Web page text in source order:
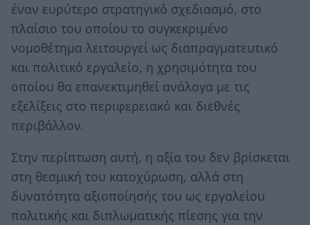
έναν ευρύτερο στρατηγικό σχεδιασμό, στο
πλαίσιο του οποίου το συγκεκριμένο
νομοθέτημα λειτουργεί ως διαπραγματευτικό
και πολιτικό εργαλείο, η χρησιμότητα του
οποίου θα επανεκτιμηθεί ανάλογα με τις
εξελίξεις στο περιφερειακό και διεθνές
περιβάλλον.
Στην περίπτωση αυτή, η αξία του δεν βρίσκεται
στη θεσμική του κατοχύρωση, αλλά στη
δυνατότητα αξιοποίησής του ως εργαλείου
πολιτικής και διπλωματικής πίεσης για την